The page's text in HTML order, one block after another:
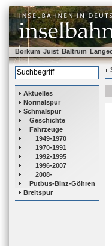
Borkum Juist Baltrum
Aktuelles
Normalspur
Schmalspur
Geschichte
Fahrzeuge
1949-1970
1970-1991
1992-1995
1996-2007
2008-
Putbus-Binz-Göhren
Breitspur